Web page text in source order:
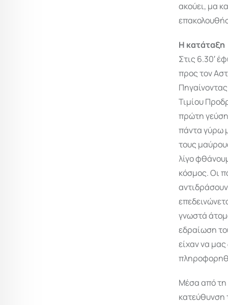
ακούει, μα
Η κατάταξη
Στις 6.30′
προς τον
Τιμίου
πρώτη γεύση
πάντα γύρω
τους
λίγο
κόσμος. Οι
γνωστά
εδραίωση
είχαν να
Μέσα από τη
κατεύθυνση